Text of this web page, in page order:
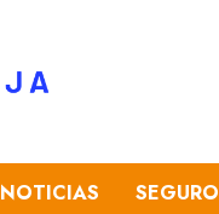
NOTICIAS SEGURO